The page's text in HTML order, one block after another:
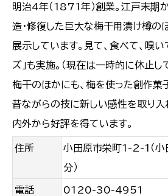
明治4年（1871年）創業。江戸末期
造・修復した巨大な梅干用漬け樽の
展示しています。見て、食べて、嗅い
ズ」も実施。（現在は一時的に休止し
梅干のほかにも、梅を使った創作菓
昔ながらの技に新しい感性を取り
内外から好評を得ています。
住所
小田原市栄町1-2-1（小
分）
電話 0120-30-4951